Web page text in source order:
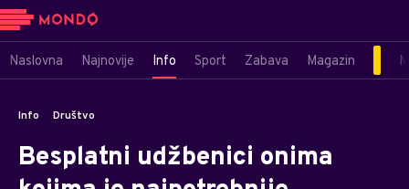
Naslovna Najnovije Info Sport Zabava Magazin
Info Društvo
Besplatni udžbenici onima